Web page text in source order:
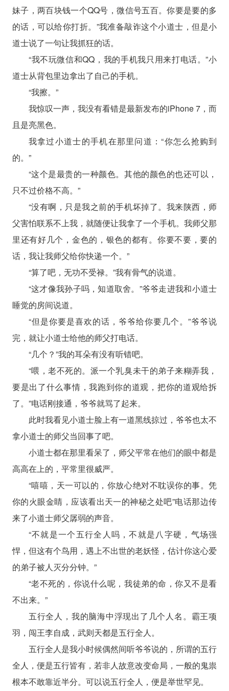
妹子，两百块钱一个QQ号，微信号五百。你要是要的多
的话，可以给你打折。”我准备敲诈这个小道士，但是小
道士说了一句让我抓狂的话。
“我不玩微信和QQ，我的手机我只用来打电话。”小
道士从背包里边拿出了自己的手机。
“我擦。”
我惊叹一声，我没有看错是最新发布的iPhone 7，而
且是亮黑色。
我拿过小道士的手机在那里问道：“你怎么抢购到
的。”
“这个是最贵的一种颜色。其他的颜色的也还可以，
只不过价格不高。”
“没有啊，只是我之前的手机坏掉了。我来陕西，师
父害怕联系不上我，就随便让我拿了一个手机。我师父那
里还有好几个，金色的，银色的都有。你要不要，要的
话，我让我师父给你快递一个。”
“算了吧，无功不受禄。”我有骨气的说道。
“这才像我孙子吗，知道取舍。”爷爷走进我和小道士
睡觉的房间说道。
“但是你要是喜欢的话，爷爷给你要几个。”爷爷说
完，就让小道士给他的师父打电话。
“几个？”我的耳朵有没有听错吧。
“喂，老不死的。派一个乳臭未干的弟子来糊弄我，
要是出了什么事情，我跑到你的道观，把你的道观给拆
了。”电话刚接通，爷爷就骂了起来。
此时我看见小道士脸上有一道黑线掠过，爷爷也太不
拿小道士的师父当回事了吧。
小道士都在那里看呆了，师父平常在他们的眼中都是
高高在上的，平常里很威严。
“嘻嘻，天一可以的，你放心绝对不耽误你的事。凭
你的火眼金睛，应该看出天一的神秘之处吧”电话那边传
来了小道士师父孱弱的声音。
“不就是一个五行全人吗，不就是八字硬，气场强
悍，但这有个鸟用，遇上不出世的老妖怪，估计你这心爱
的弟子被人灭分分钟。”
“老不死的，你说什么呢，我徒弟的命，你又不是看
不出来。”
五行全人，我的脑海中浮现出了几个人名。霸王项
羽，闯王李自成，武则天都是五行全人。
五行全人是我小时候偶然间听爷爷说的，所谓的五行
全人，便是五行皆有，若非人故意改变命局，一般的鬼祟
根本不敢靠近半分。可以说五行全人，便是举世罕见。